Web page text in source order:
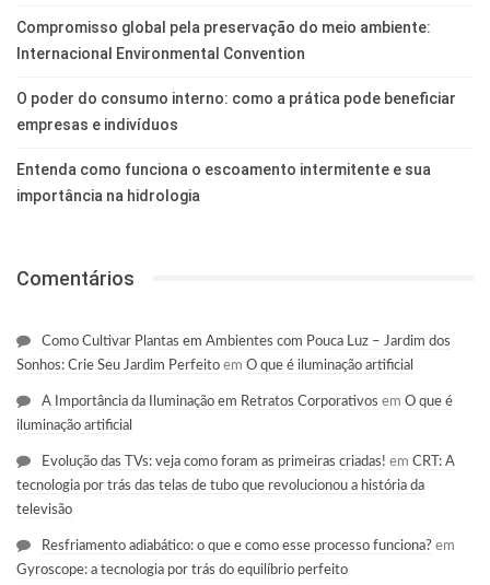
Compromisso global pela preservação do meio ambiente:
Internacional Environmental Convention
O poder do consumo interno: como a prática pode beneficiar
empresas e indivíduos
Entenda como funciona o escoamento intermitente e sua
importância na hidrologia
Comentários
Como Cultivar Plantas em Ambientes com Pouca Luz – Jardim dos
Sonhos: Crie Seu Jardim Perfeito em O que é iluminação artificial
A Importância da Iluminação em Retratos Corporativos em O que é
iluminação artificial
Evolução das TVs: veja como foram as primeiras criadas! em CRT: A
tecnologia por trás das telas de tubo que revolucionou a história da
televisão
Resfriamento adiabático: o que e como esse processo funciona? em
Gyroscope: a tecnologia por trás do equilíbrio perfeito